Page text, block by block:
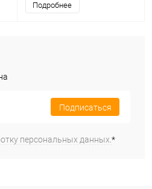
Подробнее
Подписаться
персональных данных.*